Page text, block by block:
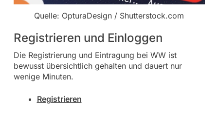
Quelle: OpturaDesign / Shutterstock.com
Registrieren und Einloggen
Die Registrierung und Eintragung bei WW ist
bewusst übersichtlich gehalten und dauert nur
wenige Minuten.
Registrieren